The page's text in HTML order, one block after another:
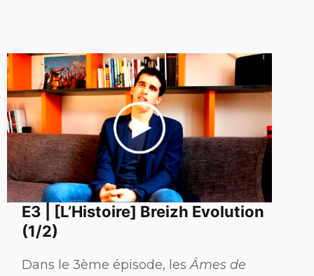
E3 | [L’Histoire] Breizh Evolution
(1/2)
Dans le 3ème épisode, lesÂmes de